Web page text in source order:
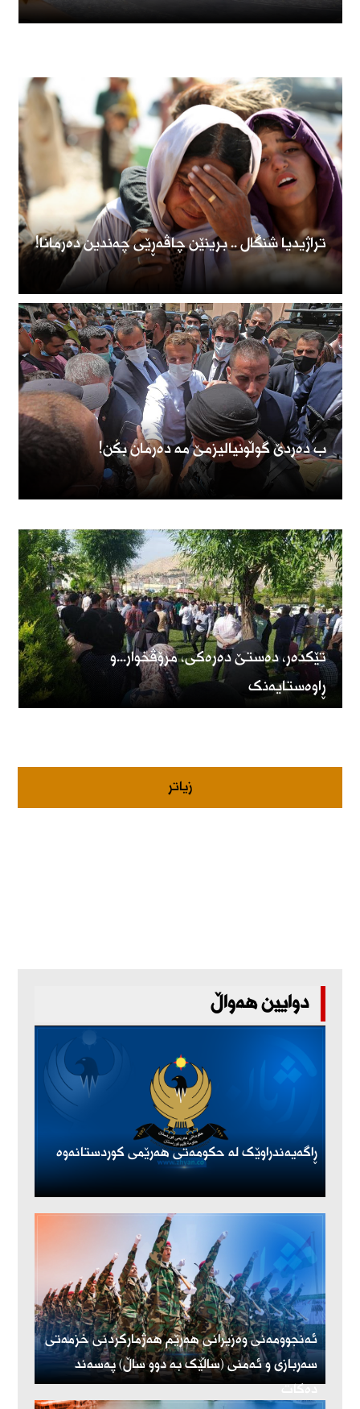
تراژیدیا شنگال .. برینێن چاڤەڕێى چەندین دەرمانا!
ب دەردێ گوڵونیالیزمێ مە دەرمان بکن!
تێکدەر، دەستێ دەرەکى، مرۆڤخوار...و
ڕاوەستایەنک
زیاتر
دوایین هەواڵ
ڕاگەیەندراوێک لە حکومەتی هەرێمی کوردستانەوە
ئەنجوومەنی وەزیرانی هەرێم هەژمارکردنی خزمەتی
سەربازی و ئەمنی (ساڵێک بە دوو ساڵ) پەسەند
دەکات